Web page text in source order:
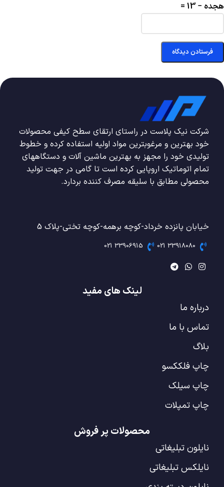
هجده − 13 =
شرکت نیک پلاست در راستای ارتقای سطح کیفی محصولات
خود بهترین و مرغوبترین مواد اولیه استفاده کرده و خطوط
تولیدی خود را مجهز به بهترین ماشین آلات و دستگاههای
تمام اتوماتیک اروپایی کرده است تا گامی در جهت تولید
محصولی مطابق با سلیقه مصرف کننده بردارد.
خیابان پانزده خرداد-کوچه برهمه-کوچه تختی-پلاک 5
33918080 021
33906915 021
لینک های مفید
درباره ما
تماس با ما
بلاگ
چاپ فلککسو
چاپ سیلک
چاپ تمپلات
محصولات پر فروش
نایلون تبلیغاتی
نایلکس تبلیغاتی